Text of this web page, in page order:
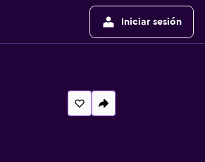
Iniciar sesión